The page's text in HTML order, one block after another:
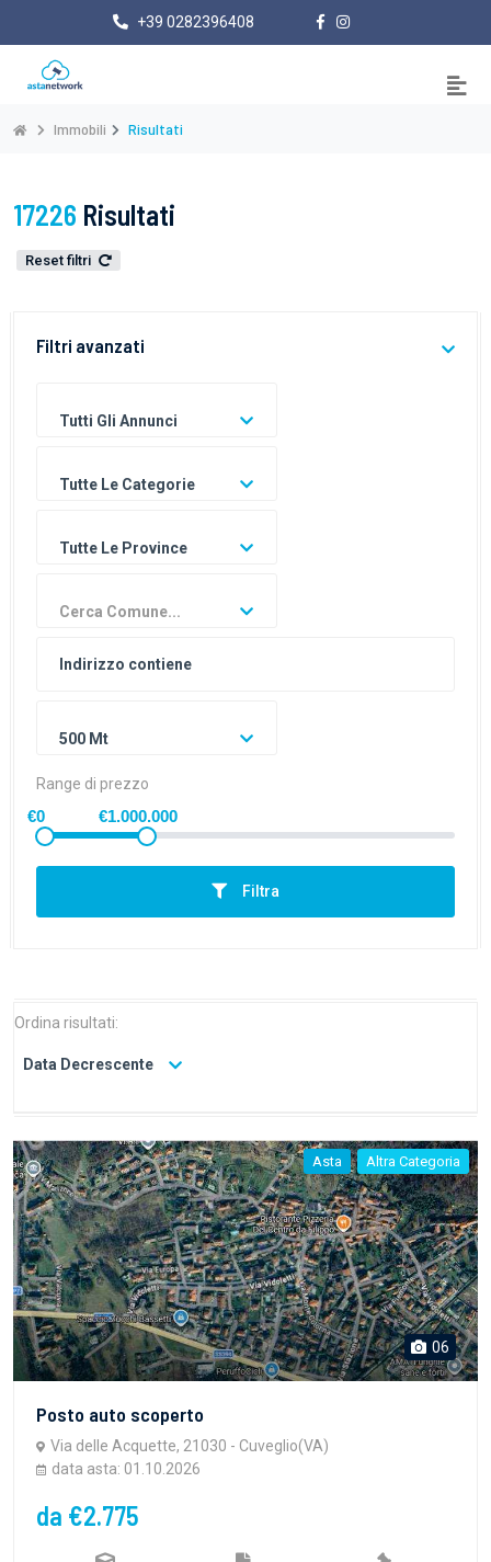
+39 0282396408
Immobili Risultati
17226 Risultati
Reset filtri
Filtri avanzati
Tutti Gli Annunci
Tutte Le Categorie
Tutte Le Province
Cerca Comune...
500 Mt
Range di prezzo
€0 €1.000.000
Filtra
Ordina risultati:
Data Decrescente
Asta Altra Categoria
06
Posto auto scoperto
Via delle Acquette, 21030 - Cuveglio(VA)
data asta: 01.10.2026
da €2.775